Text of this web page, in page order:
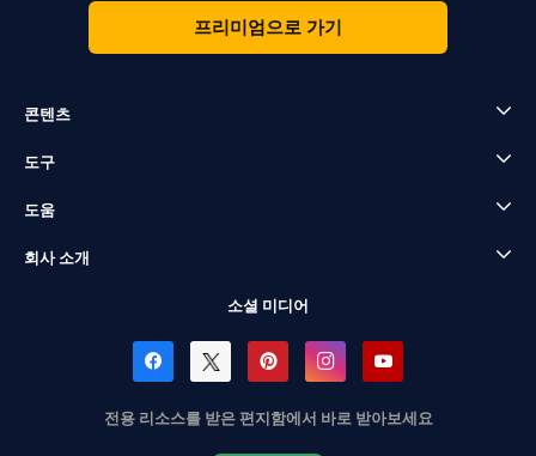
프리미엄으로 가기
콘텐츠
도구
도움
회사 소개
소셜 미디어
전용 리소스를 받은 편지함에서 바로 받아보세요